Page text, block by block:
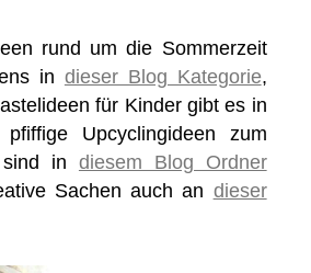
rund um die Sommerzeit
in dieser Blog Kategorie,
für Kinder gibt es in
Upcyclingideen zum
sind in diesem Blog Ordner
Sachen auch an dieser